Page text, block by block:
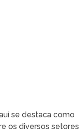
se destaca como
os diversos setores